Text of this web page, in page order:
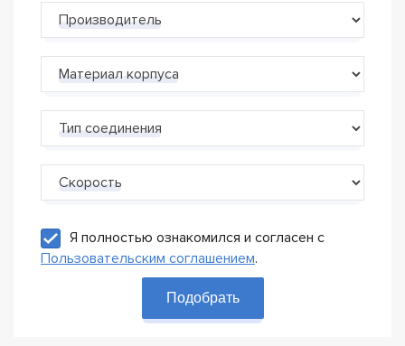
Производитель
Материал корпуса
Тип соединения
Скорость
Я полностью ознакомился и согласен с
Пользовательским соглашением.
Подобрать